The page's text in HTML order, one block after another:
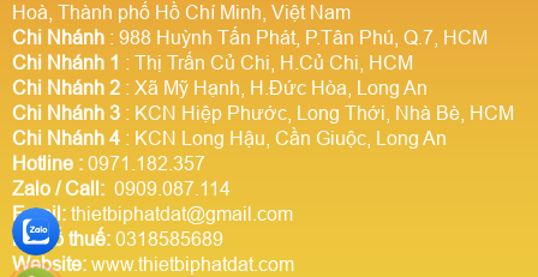
Hoà, Thành phố Hồ Chí Minh, Việt Nam
Chi Nhánh : 988 Huỳnh Tấn Phát, P.Tân Phú, Q.7, HCM
Chi Nhánh 1 : Thị Trấn Củ Chi, H.Củ Chi, HCM
Chi Nhánh 2 : Xã Mỹ Hạnh, H.Đức Hòa, Long An
Chi Nhánh 3 : KCN Hiệp Phước, Long Thới, Nhà Bè, HCM
Chi Nhánh 4 : KCN Long Hậu, Cần Giuộc, Long An
Hotline : 0971.182.357
Zalo / Call: 0909.087.114
Email: thietbiphatdat@gmail.com
Mã số thuế: 0318585689
Website: www.thietbiphatdat.com